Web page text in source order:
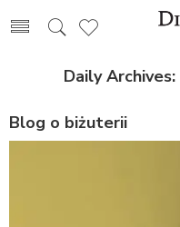
Daily Archives:
Blog o biżuterii